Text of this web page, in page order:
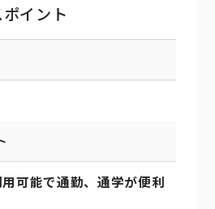
イント
用可能で通勤、通学が便利